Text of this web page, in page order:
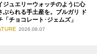
ジュエリーウォッチのように心
ぶられる手土産を。ブルガリ ド
「チョコレート･ジェムズ」
2026.08.07